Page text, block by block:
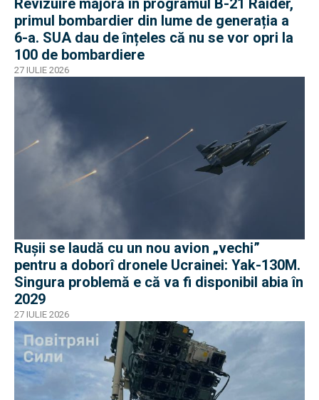
primul bombardier din lume de generația a
6-a. SUA dau de înțeles că nu se vor opri la
100 de bombardiere
27 IULIE 2026
Rușii se laudă cu un nou avion „vechi”
pentru a doborî dronele Ucrainei: Yak-130M.
Singura problemă e că va fi disponibil abia în
2029
27 IULIE 2026